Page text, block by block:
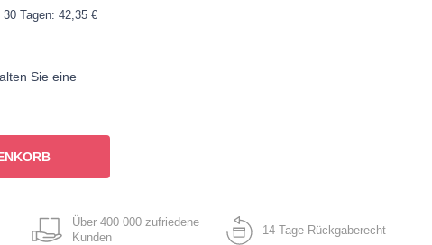
Tagen: 42,35 €
Sie eine
Über 400 000 zufriedene
Kunden
14-Tage-Rückgaberecht